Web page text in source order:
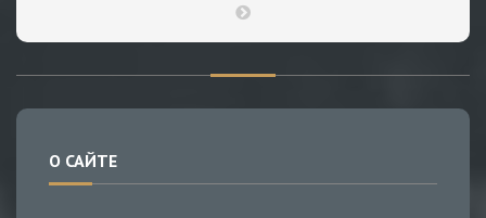
О САЙТЕ